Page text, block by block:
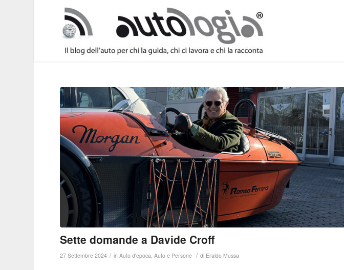
Sette domande a Davide Croff
27 Settembre 2024 / inAuto d'epoca ,Auto e Persone / di Eraldo Mussa